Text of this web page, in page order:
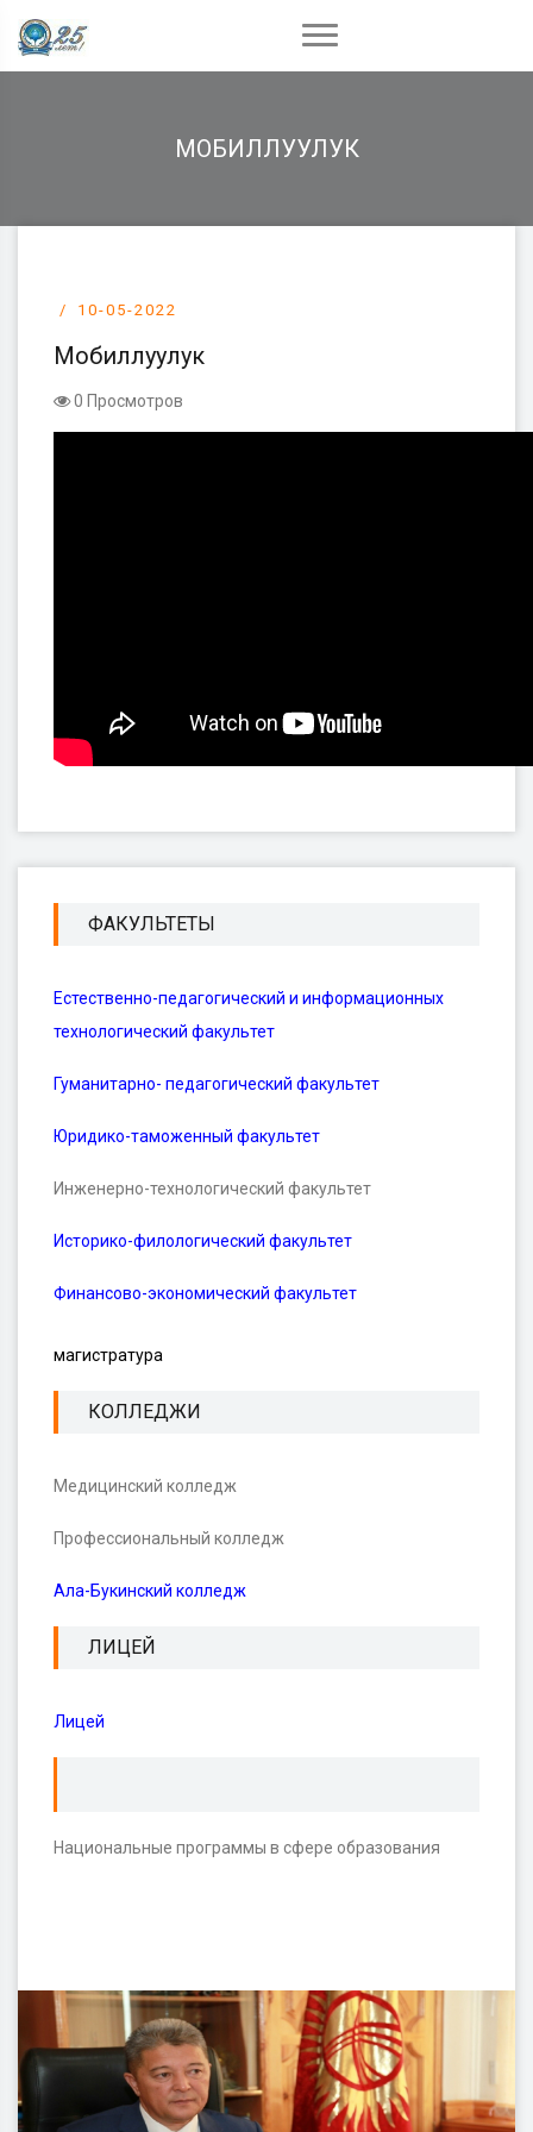
МОБИЛЛУУЛУК
10-05-2022
Мобиллуулук
0 Просмотров
ФАКУЛЬТЕТЫ
Естественно-педагогический и информационных
технологический факультет
Гуманитарно- педагогический факультет
Юридико-таможенный факультет
Инженерно-технологический факультет
Историко-филологический факультет
Финансово-экономический факультет
магистратура
КОЛЛЕДЖИ
Медицинский колледж
Профессиональный колледж
Ала-Букинский колледж
ЛИЦЕЙ
Лицей
Национальные программы в сфере образования